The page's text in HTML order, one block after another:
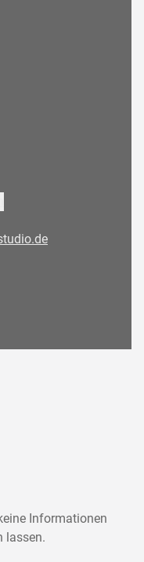
Informationen
lassen.